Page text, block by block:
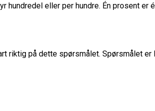
hundredel eller per hundre. Én prosent
riktig på dette spørsmålet. Spørsmålet er